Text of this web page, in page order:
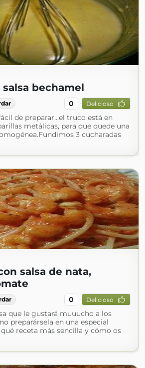
bechamel
0 Delicioso
de preparar...el truco está en
metálicas, para que quede una
3 cucharadas
salsa de nata,
0 Delicioso
que le gustará muuucho a los
preparársela en una especial
qué receta más sencilla y cómo os